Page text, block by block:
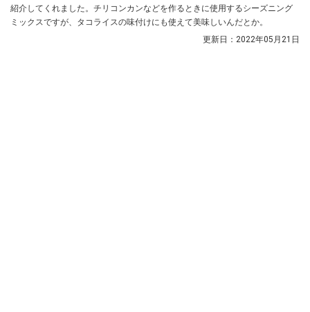
紹介してくれました。チリコンカンなどを作るときに使用するシーズニング
ミックスですが、タコライスの味付けにも使えて美味しいんだとか。
更新日： 2022年05月21日